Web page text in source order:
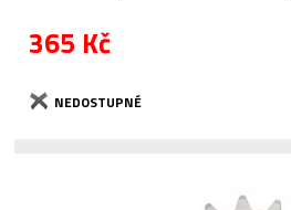
365 Kč
NEDOSTUPNÉ